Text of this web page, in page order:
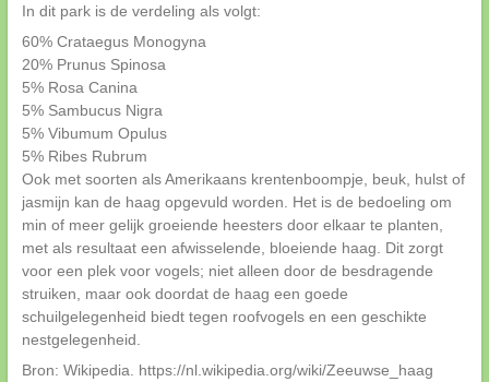
In dit park is de verdeling als volgt:
60% Crataegus Monogyna
20% Prunus Spinosa
5% Rosa Canina
5% Sambucus Nigra
5% Vibumum Opulus
5% Ribes Rubrum
Ook met soorten als Amerikaans krentenboompje, beuk, hulst of
jasmijn kan de haag opgevuld worden. Het is de bedoeling om
min of meer gelijk groeiende heesters door elkaar te planten,
met als resultaat een afwisselende, bloeiende haag. Dit zorgt
voor een plek voor vogels; niet alleen door de besdragende
struiken, maar ook doordat de haag een goede
schuilgelegenheid biedt tegen roofvogels en een geschikte
nestgelegenheid.
Bron: Wikipedia. https://nl.wikipedia.org/wiki/Zeeuwse_haag